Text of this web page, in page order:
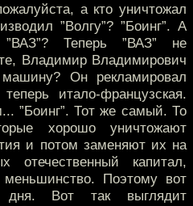
а кто уничтожал
”Волгу”? ”Боинг”. А
Теперь ”ВАЗ” не
Владимир Владимирович
Он рекламировал
итало-французская.
”Боинг”. Тот же самый. То
хорошо уничтожают
и потом заменяют их на
отечественный капитал,
меньшинство. Поэтому вот
дня. Вот так выглядит